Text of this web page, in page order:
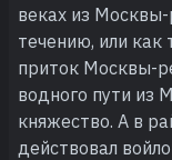
веках из
течению, или как
приток Москвы-
водного пути из
княжество. А в
действовал